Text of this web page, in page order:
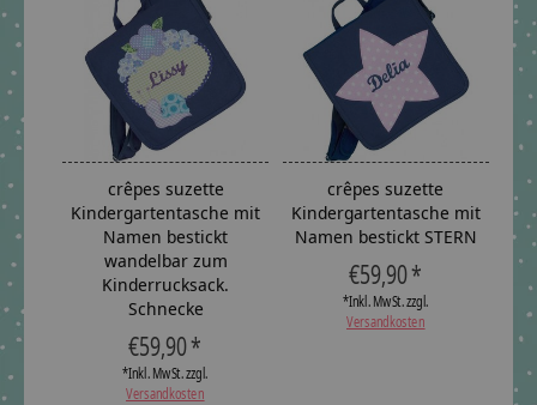
crêpes suzette
Kindergartentasche mit
Namen bestickt
wandelbar zum
Kinderrucksack.
Schnecke
€59,90 *
*Inkl. MwSt. zzgl.
Versandkosten
crêpes suzette
Kindergartentasche mit
Namen bestickt STERN
€59,90 *
*Inkl. MwSt. zzgl.
Versandkosten